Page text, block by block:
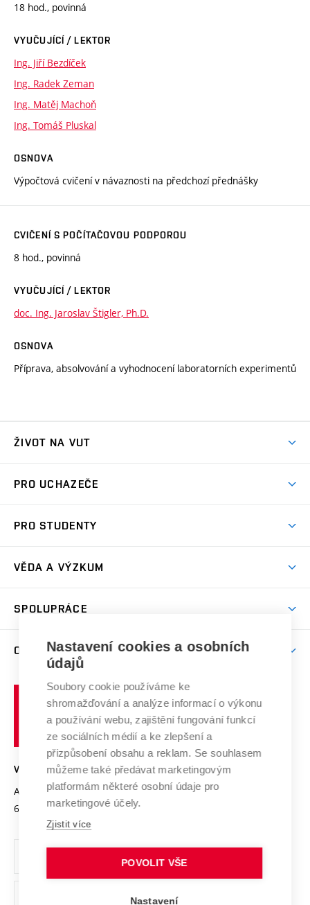
18 hod., povinná
VYUČUJÍCÍ / LEKTOR
Ing. Jiří Bezdíček
Ing. Radek Zeman
Ing. Matěj Machoň
Ing. Tomáš Pluskal
OSNOVA
Výpočtová cvičení v návaznosti na předchozí přednášky
CVIČENÍ S POČÍTAČOVOU PODPOROU
8 hod., povinná
VYUČUJÍCÍ / LEKTOR
doc. Ing. Jaroslav Štigler, Ph.D.
OSNOVA
Příprava, absolvování a vyhodnocení laboratorních experimentů
ŽIVOT NA VUT
Koleje
Sport na VUT
PRO UCHAZEČE
Dny otevřených dveří
Celoživotní vzdělávání
E-přihláška
PRO STUDENTY
Harmonogram akademického roku
Závěrečné práce
Doktorské studium
Zpracování osobních údajů studentů
Sociální bezpečí
Studium bez bariér
Podpora podnikání
VĚDA A VÝZKUM
Mezinárodní vědecká rada
Systém zajišťování kvality výzkumu
Výzkumné infrastruktury
Transfer znalostí
Open Science
Projekty
Projekty ze strukturálních fondů
Specifický výzkum
SPOLUPRÁCE
Zahraniční spolupráce
Spolupráce se školami
Služby univerzity
Mezinárodní dohody
Univerzitní sítě
O UNIVERZITĚ
Profil univerzity
Udržitelná univerzita
Podnikavá univerzita / ContriBUTe
Bezpečná univerzita
Vyznamenání
Organizační struktura
Ochrana osobních údajů
učení
technické
VYSOKÉ UČENÍ TECHNICKÉ V BRNĚ
Antonínská 548/1
602 00 Brno
www.vut.cz
vut@vutbr.cz
Nastavení cookies a osobních
údajů
Soubory cookie používáme ke
shromažďování a analýze informací o výkonu
a používání webu, zajištění fungování funkcí
ze sociálních médií a ke zlepšení a
přizpůsobení obsahu a reklam. Se souhlasem
můžeme také předávat marketingovým
platformám některé osobní údaje pro
marketingové účely.
Zjistit více
POVOLIT VŠE
Nastavení